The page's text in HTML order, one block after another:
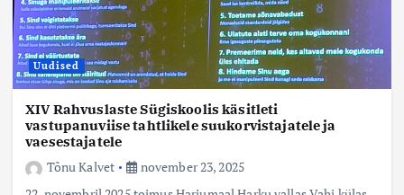
Uudised
XIV Rahvuslaste Sügiskoolis käsitleti
vastupanuviise tahtlikele suukorvistajatele ja
vaesestajatele
Tõnu Kalvet
november 23, 2025